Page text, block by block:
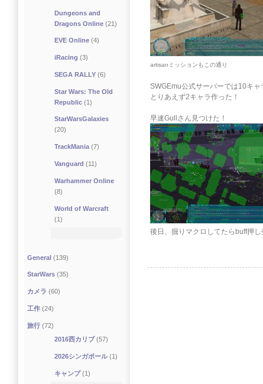
artisanミッションもこの通り
SWGEmu公式サーバーでは10キャ
とりあえず2キャラ作った！
早速Gullさん見つけた！
後日、掘りマクロしてたらbuff押し
Dungeons and
Dragons Online(21)
EVE Online(4)
iRacing (3)
SEGA RALLY(6)
Star Wars: The Old
Republic(1)
StarWarsGalaxies
(20)
TrackMania(7)
Vanguard (11)
Warhammer Online
(8)
World of Warcraft
(1)
General (139)
StarWars (35)
カメラ (60)
工作 (24)
旅行 (72)
2016西カリブ(57)
2026シンガポール(1)
キャンプ(1)